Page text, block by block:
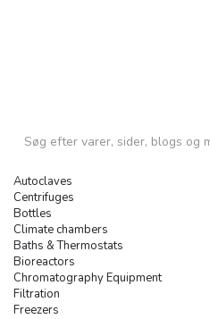
Autoclaves
Centrifuges
Bottles
Climate chambers
Baths & Thermostats
Bioreactors
Chromatography Equipment
Filtration
Freezers